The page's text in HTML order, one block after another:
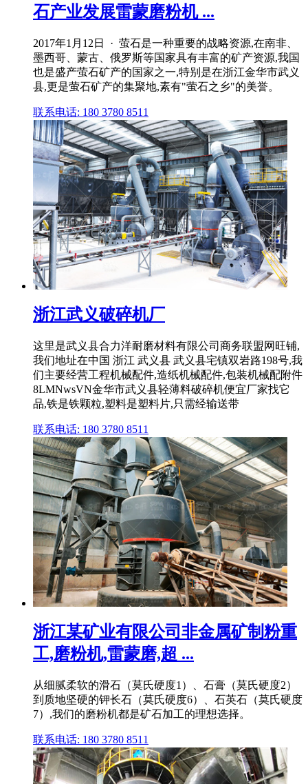
石产业发展雷蒙磨粉机 ...
2017年1月12日 · 萤石是一种重要的战略资源,在南非、
墨西哥、蒙古、俄罗斯等国家具有丰富的矿产资源,我国
也是盛产萤石矿产的国家之一,特别是在浙江金华市武义
县,更是萤石矿产的集聚地,素有"萤石之乡"的美誉。
联系电话: 180 3780 8511
浙江武义破碎机厂
这里是武义县合力洋耐磨材料有限公司商务联盟网旺铺,
我们地址在中国 浙江 武义县 武义县宅镇双岩路198号,我
们主要经营工程机械配件,造纸机械配件,包装机械配附件
8LMNwsVN金华市武义县轻薄料破碎机便宜厂家找它
品,铁是铁颗粒,塑料是塑料片,只需经输送带
联系电话: 180 3780 8511
浙江某矿业有限公司非金属矿制粉重
工,磨粉机,雷蒙磨,超 ...
从细腻柔软的滑石（莫氏硬度1）、石膏（莫氏硬度2）
到质地坚硬的钾长石（莫氏硬度6）、石英石（莫氏硬度
7）,我们的磨粉机都是矿石加工的理想选择。
联系电话: 180 3780 8511